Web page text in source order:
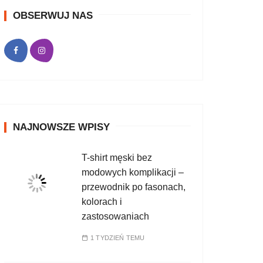
OBSERWUJ NAS
NAJNOWSZE WPISY
T-shirt męski bez
modowych komplikacji –
przewodnik po fasonach,
kolorach i
zastosowaniach
1 TYDZIEŃ TEMU